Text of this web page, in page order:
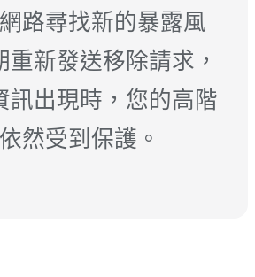
路尋找新的暴露風
重新發送移除請求，
訊出現時，您的高階
然受到保護。